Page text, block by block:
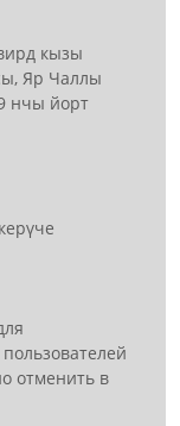
кызы
Яр Чаллы
нчы йорт
отменить в